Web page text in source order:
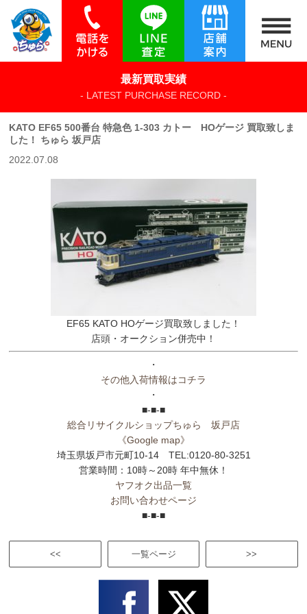
最新買取実績
- LATEST PURCHASE RECORD -
KATO EF65 500番台 特急色 1-303 カトー HOゲージ 買取致しま
した！ ちゅら 坂戸店
2022.07.08
EF65 KATO HOゲージ買取致しました！
店頭・オークション併売中！
・
その他入荷情報はコチラ
・
■-■-■
総合リサイクルショップちゅら 坂戸店
《Google map》
埼玉県坂戸市元町10-14 TEL:0120-80-3251
営業時間：10時～20時 年中無休！
ヤフオク出品一覧
お問い合わせページ
■-■-■
<< >>
一覧ページ